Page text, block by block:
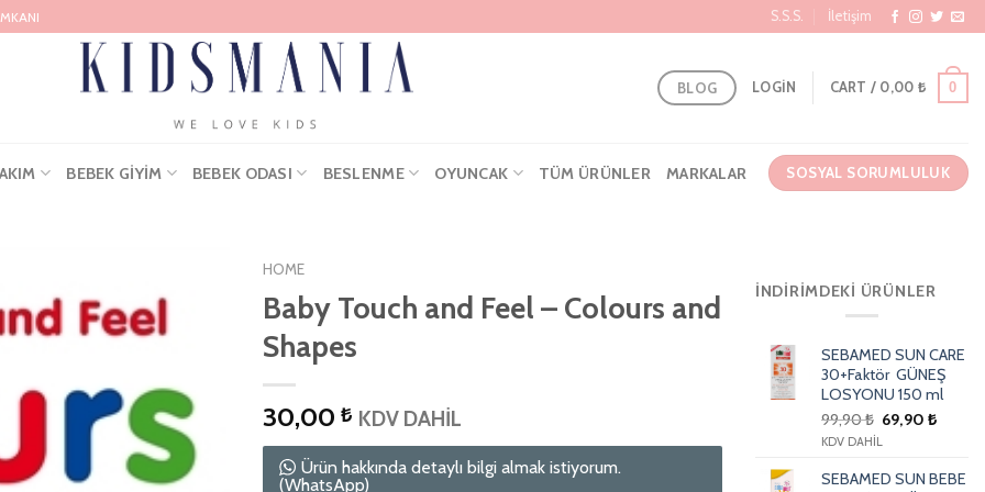
S.S.S. İletişim
BLOG LOGIN CART / 0,00 ₺ 0
BEBEK GIYIM BEBEK ODASI BESLENME OYUNCAK TÜM ÜRÜNLER MARKALAR SOSYAL SORUMLULUK
HOME
Baby Touch and Feel – Colours and
Shapes
30,00 ₺ KDV DAHİL
Ürün hakkında detaylı bilgi almak istiyorum.
(WhatsApp)
İNDIRIMDEKI ÜRÜNLER
SEBAMED SUN CARE
30+Faktör GÜNEŞ
LOSYONU 150 ml
99,90₺ 69,90₺
KDV DAHİL
SEBAMED SUN BEBE